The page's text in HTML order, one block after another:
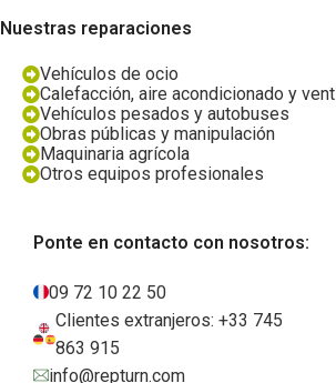
Nuestras reparaciones
Vehículos de ocio
Calefacción, aire acondicionado y
Vehículos pesados y autobuses
Obras públicas y manipulación
Maquinaria agrícola
Otros equipos profesionales
Ponte en contacto con nosotros:
09 72 10 22 50
Clientes extranjeros: +33 745
863 915
info@repturn.com